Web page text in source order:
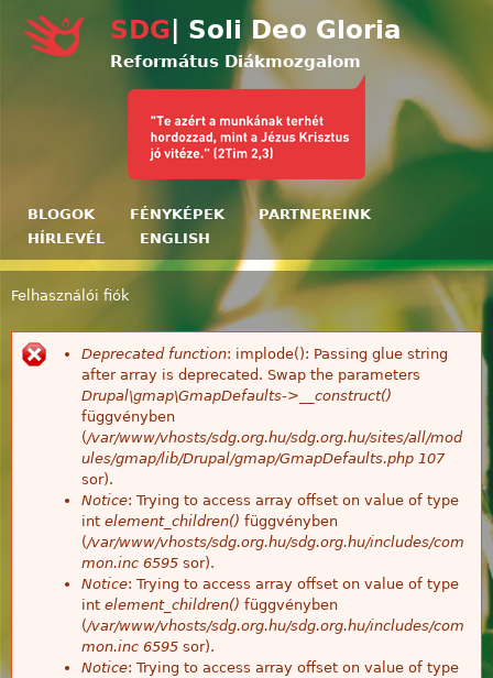
SDG | Soli Deo Gloria
Református Diákmozgalom
BLOGOK FÉNYKÉPEK
PARTNEREINK
HÍRLEVÉL
ENGLISH
Jelenlegi hely
Felhasználói fiók
Hibaüzenet
Deprecated function: implode(): Passing glue string
after array is deprecated. Swap the parameters
Drupal\gmap\GmapDefaults->__construct()
függvényben
(/var/www/vhosts/sdg.org.hu/sdg.org.hu/sites/all/mod
ules/gmap/lib/Drupal/gmap/GmapDefaults.php 107
sor).
Notice: Trying to access array offset on value of type
int element_children() függvényben
(/var/www/vhosts/sdg.org.hu/sdg.org.hu/includes/com
mon.inc 6595 sor).
Notice: Trying to access array offset on value of type
int element_children() függvényben
(/var/www/vhosts/sdg.org.hu/sdg.org.hu/includes/com
mon.inc 6595 sor).
Notice: Trying to access array offset on value of type